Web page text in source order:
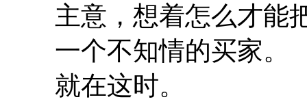
主意，想着怎么才能
一个不知情的买家。
就在这时。